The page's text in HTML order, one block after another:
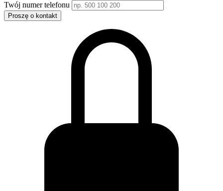
Twój numer telefonu
Proszę o kontakt